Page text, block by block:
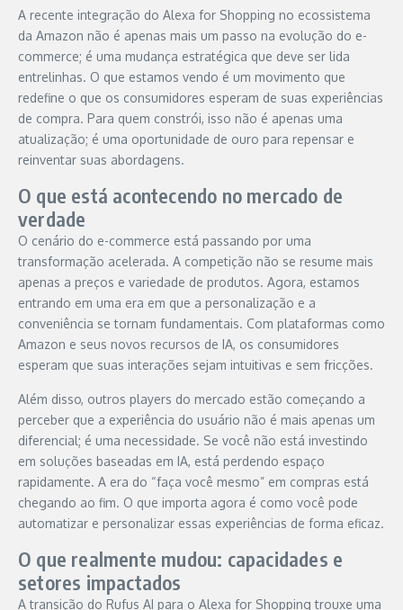
A recente integração do Alexa for Shopping no ecossistema
da Amazon não é apenas mais um passo na evolução do e-
commerce; é uma mudança estratégica que deve ser lida
entrelinhas. O que estamos vendo é um movimento que
redefine o que os consumidores esperam de suas experiências
de compra. Para quem constrói, isso não é apenas uma
atualização; é uma oportunidade de ouro para repensar e
reinventar suas abordagens.
O que está acontecendo no mercado de
verdade
O cenário do e-commerce está passando por uma
transformação acelerada. A competição não se resume mais
apenas a preços e variedade de produtos. Agora, estamos
entrando em uma era em que a personalização e a
conveniência se tornam fundamentais. Com plataformas como
Amazon e seus novos recursos de IA, os consumidores
esperam que suas interações sejam intuitivas e sem fricções.
Além disso, outros players do mercado estão começando a
perceber que a experiência do usuário não é mais apenas um
diferencial; é uma necessidade. Se você não está investindo
em soluções baseadas em IA, está perdendo espaço
rapidamente. A era do “faça você mesmo” em compras está
chegando ao fim. O que importa agora é como você pode
automatizar e personalizar essas experiências de forma eficaz.
O que realmente mudou: capacidades e
setores impactados
A transição do Rufus AI para o Alexa for Shopping trouxe uma